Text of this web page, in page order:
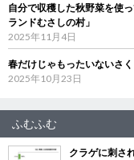
自分で収穫した秋野菜を使
ランドむさしの村」
2025年11月4日
春だけじゃもったいないさ
2025年10月23日
ふむふむ
クラゲに刺さ